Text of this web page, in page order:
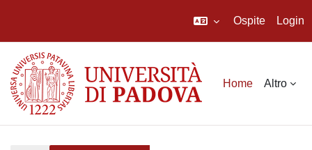
Ospite Login
Home Altro